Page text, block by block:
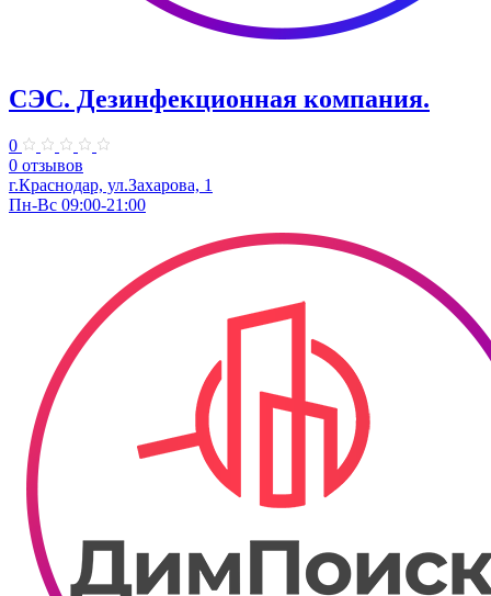
СЭС. Дезинфекционная компания.
0
0 отзывов
г.Краснодар, ул.Захарова, 1
Пн-Вс 09:00-21:00